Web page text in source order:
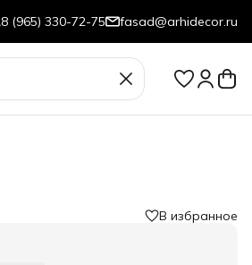
8 (965) 330-72-75 fasad@arhidecor.ru
В избранное